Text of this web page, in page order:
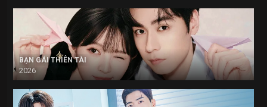
BẠN GÁI THIÊN TÀI
2026